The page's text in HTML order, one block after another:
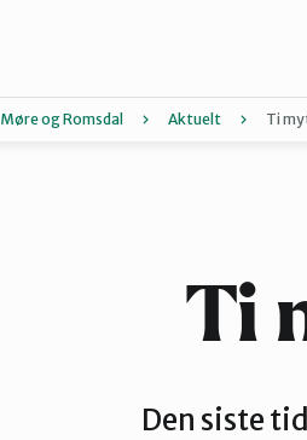
Møre og Romsdal Aktuelt Ti
Ti
Den siste